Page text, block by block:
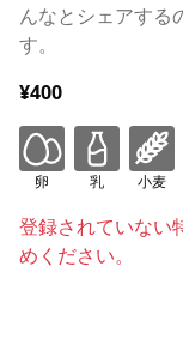
んなとシェアする
す。
¥400
卵 乳 小麦
登録されていない
めください。